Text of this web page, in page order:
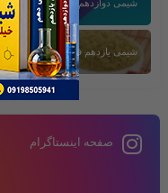
شیمی دوازدهم بخش سوم
شیمی یازدهم فصل دوم
صفحه اینستاگرام